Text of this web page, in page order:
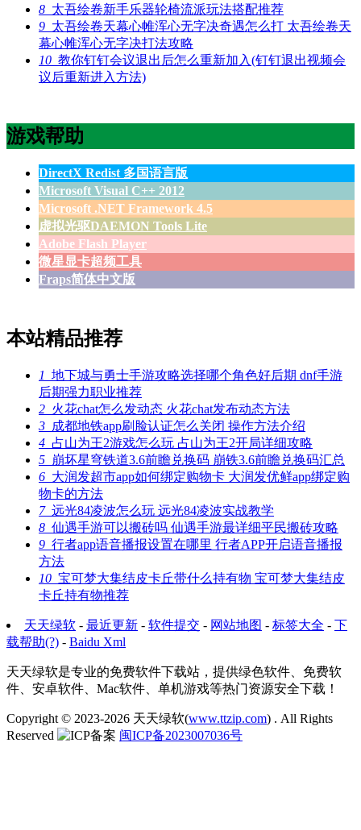
8 太吾绘卷新手乐器轮椅流派玩法搭配推荐
9 太吾绘卷天幕心帷浑心无字决奇遇怎么打 太吾绘卷天
幕心帷浑心无字决打法攻略
10 教你钉钉会议退出后怎么重新加入(钉钉退出视频会
议后重新进入方法)
游戏帮助
DirectX Redist 多国语言版
Microsoft Visual C++ 2012
Microsoft .NET Framework 4.5
虚拟光驱DAEMON Tools Lite
Adobe Flash Player
微星显卡超频工具
Fraps简体中文版
本站精品推荐
1 地下城与勇士手游攻略选择哪个角色好后期 dnf手游
后期强力职业推荐
2 火花chat怎么发动态 火花chat发布动态方法
3 成都地铁app刷脸认证怎么关闭 操作方法介绍
4 占山为王2游戏怎么玩 占山为王2开局详细攻略
5 崩坏星穹铁道3.6前瞻兑换码 崩铁3.6前瞻兑换码汇总
6 大润发超市app如何绑定购物卡 大润发优鲜app绑定购
物卡的方法
7远光84凌波怎么玩 远光84凌波实战教学
8 仙遇手游可以搬砖吗 仙遇手游最详细平民搬砖攻略
9 行者app语音播报设置在哪里 行者APP开启语音播报
方法
10 宝可梦大集结皮卡丘带什么持有物 宝可梦大集结皮
卡丘持有物推荐
天天绿软 - 最近更新 - 软件提交 - 网站地图 - 标签大全 - 下
载帮助(?) - Baidu Xml
天天绿软是专业的免费软件下载站，提供绿色软件、免费软
件、安卓软件、Mac软件、单机游戏等热门资源安全下载！
Copyright © 2023-2026 天天绿软(www.ttzip.com) . All Rights
Reserved
闽ICP备2023007036号